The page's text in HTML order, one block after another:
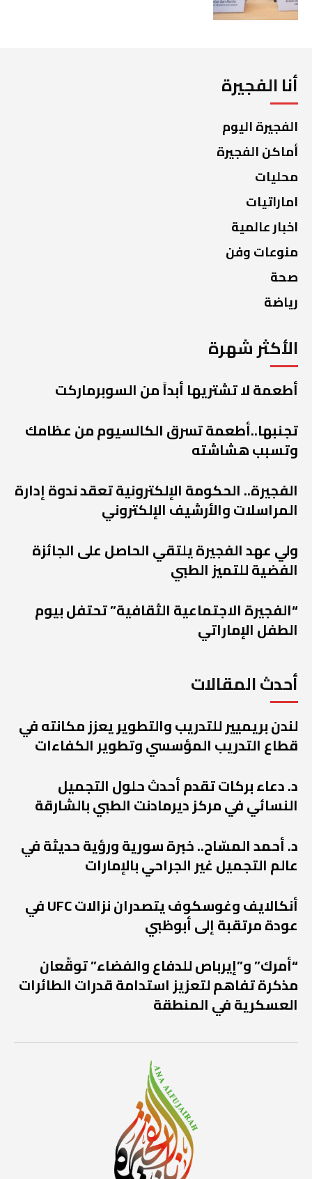
أنا الفجيرة
الفجيرة اليوم
أماكن الفجيرة
محليات
اماراتيات
اخبار عالمية
منوعات وفن
صحة
رياضة
الأكثر شهرة
أطعمة لا تشتريها أبداً من السوبرماركت
تجنبها..أطعمة تسرق الكالسيوم من عظامك
وتسبب هشاشته
الفجيرة.. الحكومة الإلكترونية تعقد ندوة إدارة
المراسلات والأرشيف الإلكتروني
ولي عهد الفجيرة يلتقي الحاصل على الجائزة
الفضية للتميز الطبي
“الفجيرة الاجتماعية الثقافية” تحتفل بيوم
الطفل الإماراتي
أحدث المقالات
لندن بريميير للتدريب والتطوير يعزز مكانته في
قطاع التدريب المؤسسي وتطوير الكفاءات
د. دعاء بركات تقدم أحدث حلول التجميل
النسائي في مركز ديرمادنت الطبي بالشارقة
د. أحمد المسّاح.. خبرة سورية ورؤية حديثة في
عالم التجميل غير الجراحي بالإمارات
أنكالايف وغوسكوف يتصدران نزالات UFC في
عودة مرتقبة إلى أبوظبي
“أمرك” و”إيرباص للدفاع والفضاء” توقّعان
مذكرة تفاهم لتعزيز استدامة قدرات الطائرات
العسكرية في المنطقة